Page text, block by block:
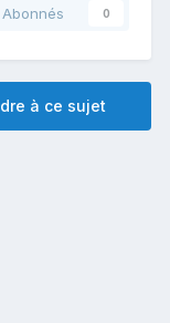
Abonnés 0
à ce sujet